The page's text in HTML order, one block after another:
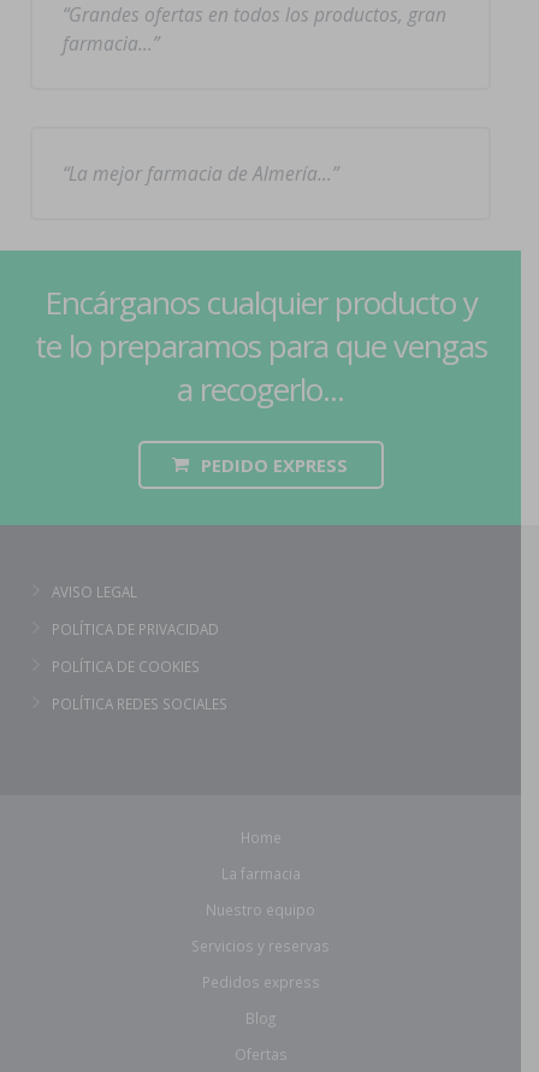
Grandes ofertas en todos los productos, gran
farmacia…
La mejor farmacia de Almería…
Encárganos cualquier producto y
te lo preparamos para que vengas
a recogerlo...
PEDIDO EXPRESS
AVISO LEGAL
POLÍTICA DE PRIVACIDAD
POLÍTICA DE COOKIES
POLÍTICA REDES SOCIALES
Home
La farmacia
Nuestro equipo
Servicios y reservas
Pedidos express
Blog
Ofertas